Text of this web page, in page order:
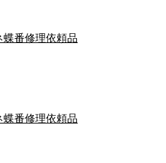
番修理依頼品
番修理依頼品